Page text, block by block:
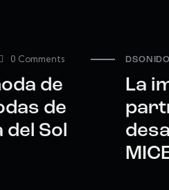
0 Comments
de
de
del Sol
DSONIDO
La